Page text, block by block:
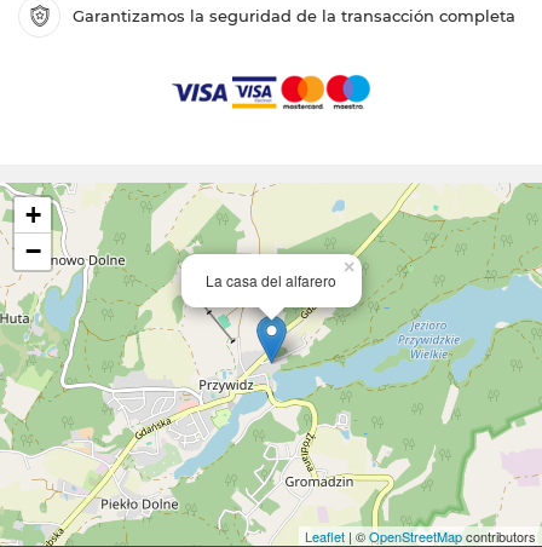
Garantizamos la seguridad de la transacción completa
La casa del alfarero
×
+
−
Leaflet | ©OpenStreetMapcontributors